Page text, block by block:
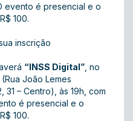
evento é presencial e o
100.
inscrição
“INSS Digital” , no
João Lemes
31 – Centro), às 19h, com
é presencial e o
100.